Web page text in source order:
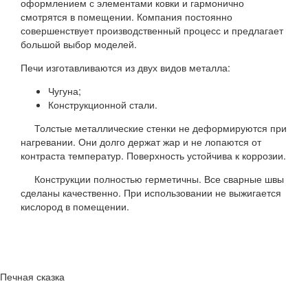
смотрятся в помещении. Компания постоянно
совершенствует производственный процесс и предлагает
большой выбор моделей.
Печи изготавливаются из двух видов металла:
Чугуна;
Конструкционной стали.
Толстые металлические стенки не деформируются при
нагревании. Они долго держат жар и не лопаются от
контраста температур. Поверхность устойчива к коррозии.
Конструкции полностью герметичны. Все сварные швы
сделаны качественно. При использовании не выжигается
кислород в помещении.
Печная сказка